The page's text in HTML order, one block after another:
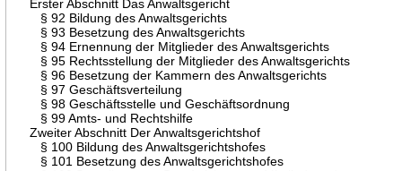
Erster Abschnitt Das Anwaltsgericht
§ 92 Bildung des Anwaltsgerichts
§ 93 Besetzung des Anwaltsgerichts
§ 94 Ernennung der Mitglieder des Anwaltsgerichts
§ 95 Rechtsstellung der Mitglieder des Anwaltsgerichts
§ 96 Besetzung der Kammern des Anwaltsgerichts
§ 97 Geschäftsverteilung
§ 98 Geschäftsstelle und Geschäftsordnung
§ 99 Amts- und Rechtshilfe
Zweiter Abschnitt Der Anwaltsgerichtshof
§ 100 Bildung des Anwaltsgerichtshofes
§ 101 Besetzung des Anwaltsgerichtshofes